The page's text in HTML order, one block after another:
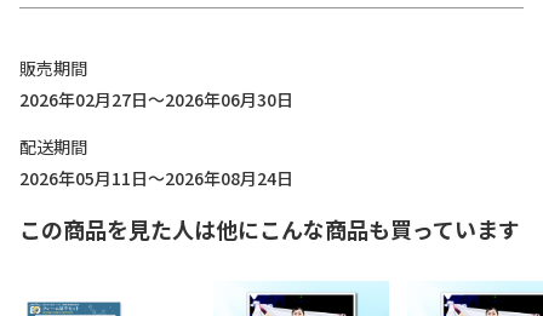
販売期間
2026年02月27日～2026年06月30日
配送期間
2026年05月11日～2026年08月24日
この商品を見た人は他にこんな商品も買っています